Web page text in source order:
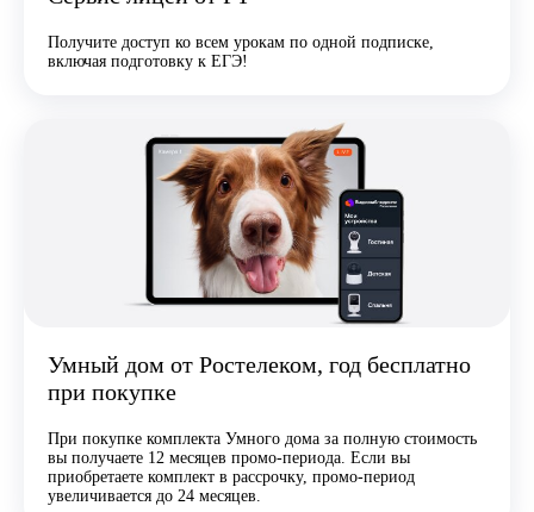
Получите доступ ко всем урокам по одной подписке,
включая подготовку к ЕГЭ!
Умный дом от Ростелеком, год бесплатно
при покупке
При покупке комплекта Умного дома за полную стоимость
вы получаете 12 месяцев промо-периода. Если вы
приобретаете комплект в рассрочку, промо-период
увеличивается до 24 месяцев.